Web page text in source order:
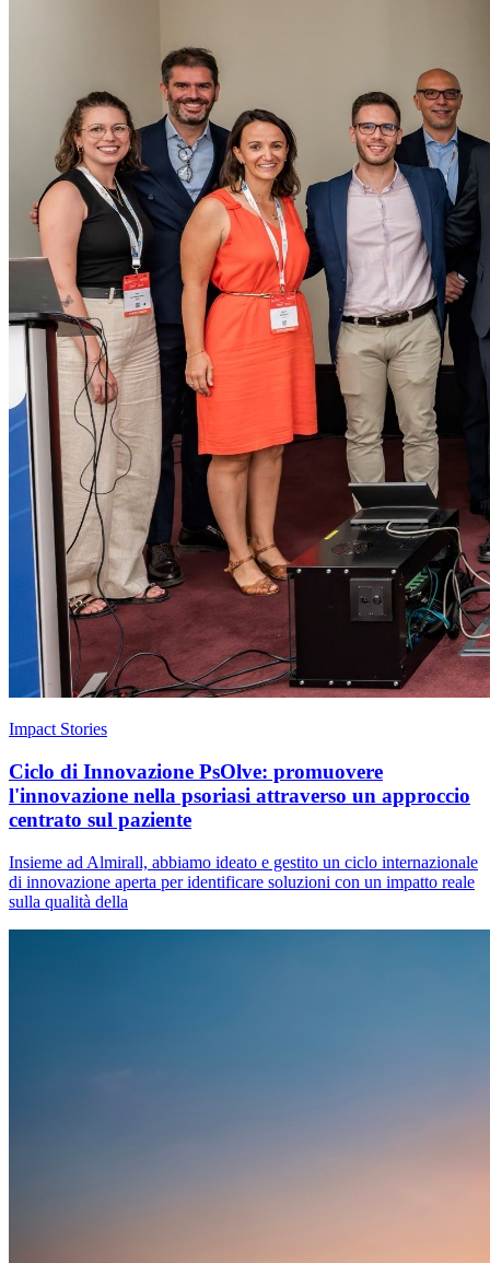
Impact Stories
Ciclo di Innovazione PsOlve: promuovere
l'innovazione nella psoriasi attraverso un approccio
centrato sul paziente
Insieme ad Almirall, abbiamo ideato e gestito un ciclo internazionale
di innovazione aperta per identificare soluzioni con un impatto reale
sulla qualità della